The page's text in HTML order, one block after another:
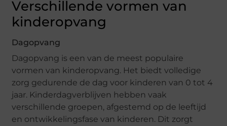
Verschillende vormen van
kinderopvang
Dagopvang
Dagopvang is een van de meest populaire
vormen van kinderopvang. Het biedt volledige
zorg gedurende de dag voor kinderen van 0 tot 4
jaar. Kinderdagverblijven hebben vaak
verschillende groepen, afgestemd op de leeftijd
en ontwikkelingsfase van kinderen. Dit zorgt